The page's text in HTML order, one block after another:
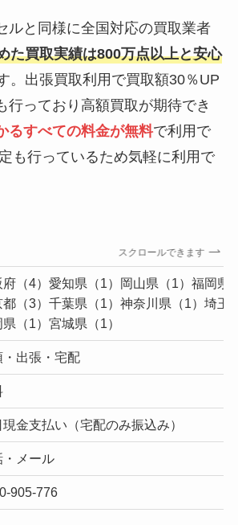
ルと同様に全国対応の買取業者
た買取実績は800万点以上と安心
。出張買取利用で買取額30％UP
行っており高額買取が期待でき
るすべての料金が無料で利用で
も行っているため気軽に利用で
スクロールできます
府（4）愛知県（1）岡山県（1）福岡県
都（3）千葉県（1）神奈川県（1）埼玉
（1）宮城県（1）
・出張・宅配
現金支払い（宅配のみ振込み）
・メール
905-776